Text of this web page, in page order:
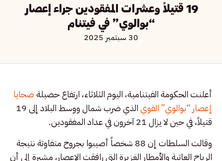
19 قتيلاً وعشرات المفقودين جراء إعصار
“بوالوي” في فيتنام
30 سبتمبر 2025
أعلنت الحكومة الفيتنامية، اليوم الثلاثاء، ارتفاع حصيلةضحايا
إعصار “بوالوي” القوي
الذي ضرب شمال ووسط البلاد إلى 19
قتيلاً، في حين لا يزال 21 آخرون في عداد المفقودين.
وقالت السلطات إن 88 شخصاً أصيبوا بجروح متفاوتة نتيجة
الرياح العاتية والأمطار الغزيرة التي رافقت الإعصار، مشيرة إلى أن